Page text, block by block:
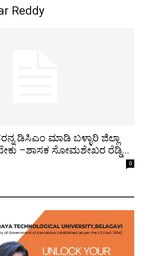
Reddy
ಡಿಸಿಎಂ ಮಾಡಿ ಬಳ್ಳಾರಿ ಜಿಲ್ಲಾ
–ಶಾಸಕ ಸೋಮಶೇಖರ ರೆಡ್ಡಿ...
0